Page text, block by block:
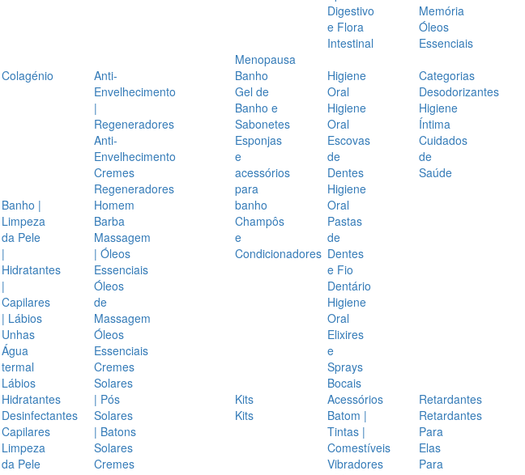
Digestivo
e Flora
Intestinal
Memória
Óleos
Essenciais
Menopausa
Colagénio
Anti-
Envelhecimento
|
Regeneradores
Anti-
Envelhecimento
Cremes
Regeneradores
Banho |
Limpeza
da Pele
|
Hidratantes
|
Capilares
| Lábios
Unhas
Água
termal
Lábios
Hidratantes
Desinfectantes
Capilares
Limpeza
da Pele
Homem
Barba
Massagem
| Óleos
Essenciais
Óleos
de
Massagem
Óleos
Essenciais
Cremes
Solares
| Pós
Solares
| Batons
Solares
Cremes
Banho
Gel de
Banho e
Sabonetes
Esponjas
e
acessórios
para
banho
Champôs
e
Condicionadores
Higiene
Oral
Higiene
Oral
Escovas
de
Dentes
Higiene
Oral
Pastas
de
Dentes
e Fio
Dentário
Higiene
Oral
Elixires
e
Sprays
Bocais
Categorias
Desodorizantes
Higiene
Íntima
Cuidados
de
Saúde
Kits
Kits
Acessórios
Batom |
Tintas |
Comestíveis
Vibradores
Retardantes
Retardantes
Para
Elas
Para